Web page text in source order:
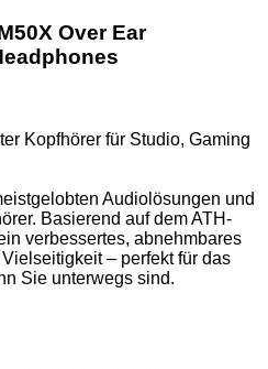
Over Ear
Kopfhörer für Studio, Gaming
Audiolösungen und
Basierend auf dem ATH-
verbessertes, abnehmbares
– perfekt für das
Sie unterwegs sind.